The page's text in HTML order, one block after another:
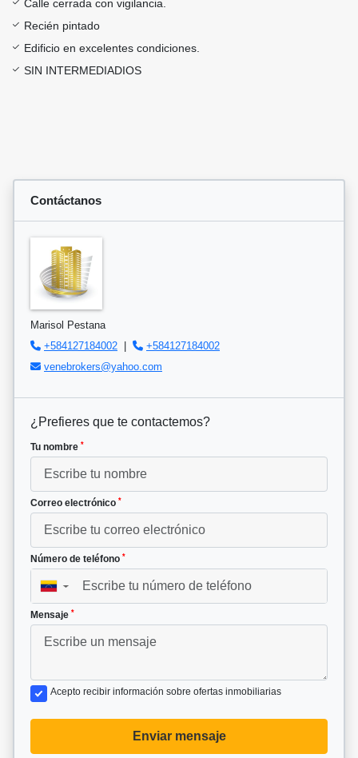
Calle cerrada con vigilancia.
Recién pintado
Edificio en excelentes condiciones.
SIN INTERMEDIADIOS
Contáctanos
Marisol Pestana
+584127184002
+584127184002
venebrokers@yahoo.com
¿Prefieres que te contactemos?
Tu nombre *
Correo electrónico *
Número de teléfono *
▼
Mensaje *
Acepto recibir información sobre ofertas inmobiliarias
Enviar mensaje